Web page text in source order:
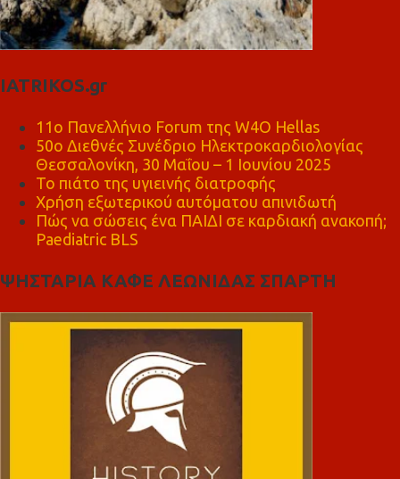
IATRIKOS.gr
11ο Πανελλήνιο Forum της W4O Hellas
50ο Διεθνές Συνέδριο Ηλεκτροκαρδιολογίας
Θεσσαλονίκη, 30 Μαΐου – 1 Ιουνίου 2025
Το πιάτο της υγιεινής διατροφής
Χρήση εξωτερικού αυτόματου απινιδωτή
Πώς να σώσεις ένα ΠΑΙΔΙ σε καρδιακή ανακοπή;
Paediatric BLS
ΨΗΣΤΑΡΙΑ ΚΑΦΕ ΛΕΩΝΙΔΑΣ ΣΠΑΡΤΗ